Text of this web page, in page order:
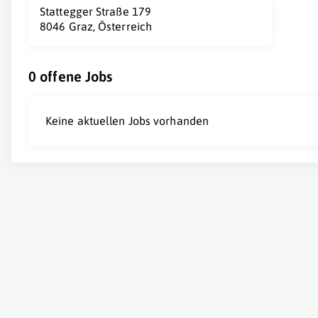
Stattegger Straße 179
8046 Graz, Österreich
0 offene Jobs
Keine aktuellen Jobs vorhanden